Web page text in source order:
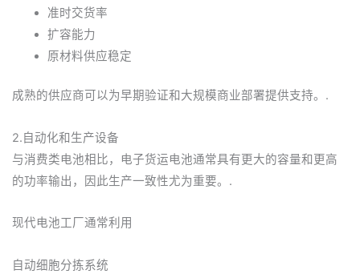
准时交货率
扩容能力
原材料供应稳定
成熟的供应商可以为早期验证和大规模商业部署提供支持。.
2.自动化和生产设备
与消费类电池相比，电子货运电池通常具有更大的容量和更高
的功率输出，因此生产一致性尤为重要。.
现代电池工厂通常利用
自动细胞分拣系统